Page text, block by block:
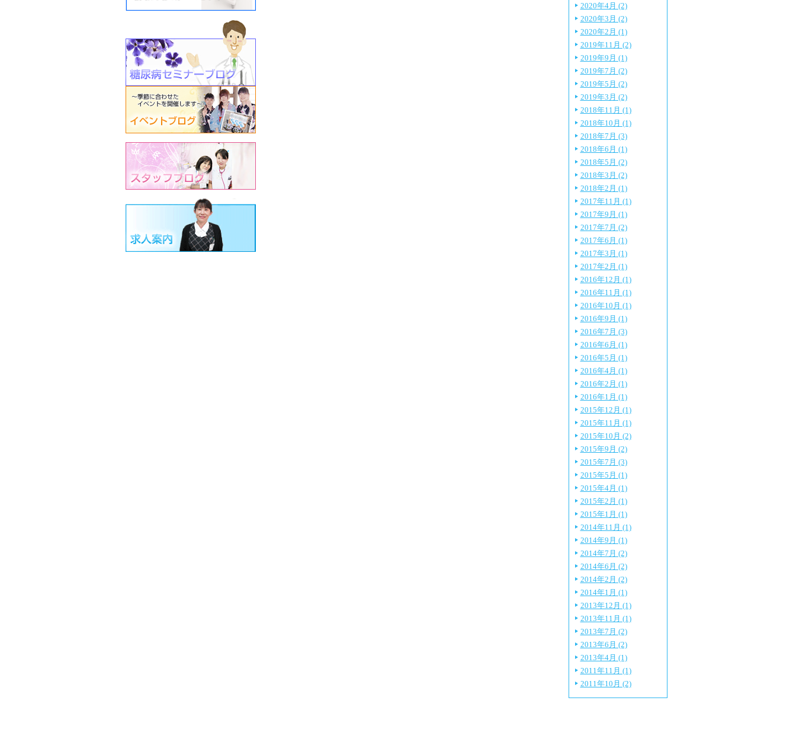
2020年4月 (2)
2020年3月 (2)
2020年2月 (1)
2019年11月 (2)
2019年9月 (1)
2019年7月 (2)
2019年5月 (2)
2019年3月 (2)
2018年11月 (1)
2018年10月 (1)
2018年7月 (3)
2018年6月 (1)
2018年5月 (2)
2018年3月 (2)
2018年2月 (1)
2017年11月 (1)
2017年9月 (1)
2017年7月 (2)
2017年6月 (1)
2017年3月 (1)
2017年2月 (1)
2016年12月 (1)
2016年11月 (1)
2016年10月 (1)
2016年9月 (1)
2016年7月 (3)
2016年6月 (1)
2016年5月 (1)
2016年4月 (1)
2016年2月 (1)
2016年1月 (1)
2015年12月 (1)
2015年11月 (1)
2015年10月 (2)
2015年9月 (2)
2015年7月 (3)
2015年5月 (1)
2015年4月 (1)
2015年2月 (1)
2015年1月 (1)
2014年11月 (1)
2014年9月 (1)
2014年7月 (2)
2014年6月 (2)
2014年2月 (2)
2014年1月 (1)
2013年12月 (1)
2013年11月 (1)
2013年7月 (2)
2013年6月 (2)
2013年4月 (1)
2011年11月 (1)
2011年10月 (2)